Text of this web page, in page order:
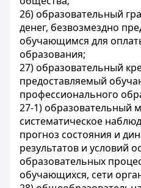
26) образовательный
денег, безвозмездно
обучающимся для
образования;
27) образовательный
предоставляемый
профессионального
27-1) образовательный
систематическое
прогноз состояния и
результатов и условий
образовательных
обучающихся, сети